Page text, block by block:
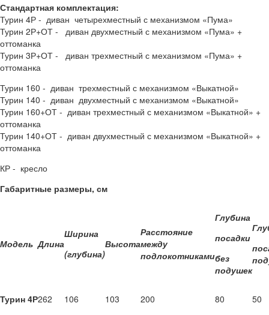
Стандартная комплектация:
Турин 4Р - диван четырехместный с механизмом «Пума»
Турин 2Р+ОТ - диван двухместный с механизмом «Пума» +
оттоманка
Турин 3Р+ОТ - диван трехместный с механизмом «Пума» +
оттоманка
Турин 160 - диван трехместный с механизмом «Выкатной»
Турин 140 - диван двухместный с механизмом «Выкатной»
Турин 160+ОТ - диван трехместный с механизмом «Выкатной» +
оттоманка
Турин 140+ОТ - диван двухместный с механизмом «Выкатной» +
оттоманка
КР - кресло
Габаритные размеры, см
Модель Длина
Ширина
(глубина)
Высота
Расстояние
между
подлокотниками
Глубина
посадки
без
подушек
Турин 4Р262 106 103 200 80 50